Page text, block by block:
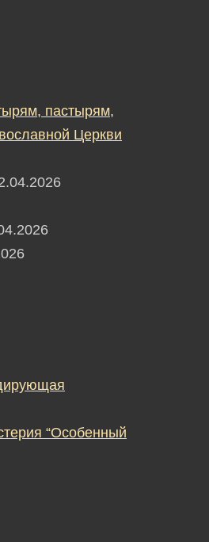
пастырям,
Церкви
“Особенный